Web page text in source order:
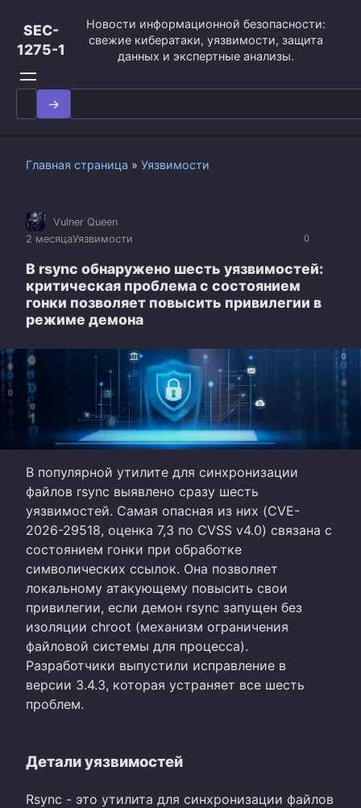
контенту
SEC-
1275-1
Новости информационной безопасности:
свежие кибератаки, уязвимости, защита
данных и экспертные анализы.
Search
for:
Главная страница » Уязвимости
0
Vulner Queen
2 месяцаУязвимости
В rsync обнаружено шесть уязвимостей:
критическая проблема с состоянием
гонки позволяет повысить привилегии в
режиме демона
В популярной утилите для синхронизации
файлов rsync выявлено сразу шесть
уязвимостей. Самая опасная из них (CVE-
2026-29518, оценка 7,3 по CVSS v4.0) связана с
состоянием гонки при обработке
символических ссылок. Она позволяет
локальному атакующему повысить свои
привилегии, если демон rsync запущен без
изоляции chroot (механизм ограничения
файловой системы для процесса).
Разработчики выпустили исправление в
версии 3.4.3, которая устраняет все шесть
проблем.
Детали уязвимостей
Rsync - это утилита для синхронизации файлов